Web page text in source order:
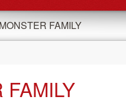
FAMILY
FAMILY